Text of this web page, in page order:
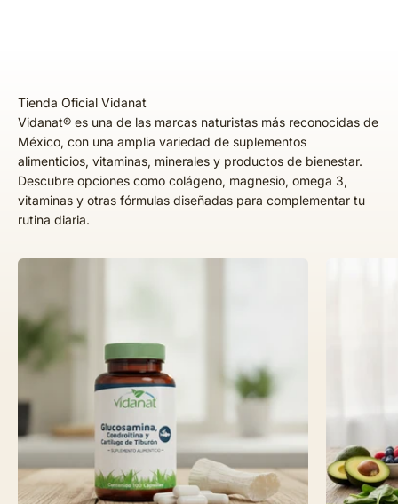
Vidanat® es una de las marcas naturistas más reconocidas de
México, con una amplia variedad de suplementos
alimenticios, vitaminas, minerales y productos de bienestar.
Descubre opciones como colágeno, magnesio, omega 3,
vitaminas y otras fórmulas diseñadas para complementar tu
rutina diaria.